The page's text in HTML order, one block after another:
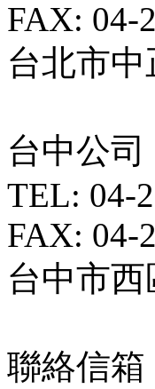
FAX: 04-
台北市
台中公司
TEL: 04-
FAX: 04-
台中市
聯絡信箱